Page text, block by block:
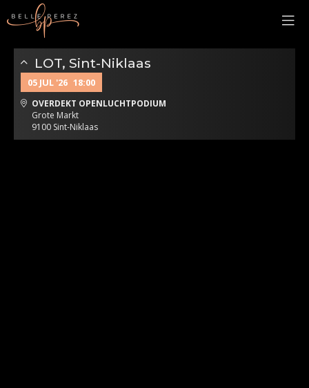
LOT, Sint-Niklaas
05 JUL '26 18:00
OVERDEKT OPENLUCHTPODIUM
Grote Markt
9100 Sint-Niklaas